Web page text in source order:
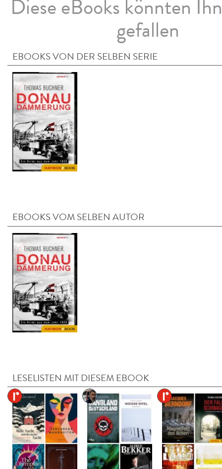
Diese eBooks könnten
gefallen
EBOOKS VON DER SELBEN SERIE
EBOOKS VOM SELBEN AUTOR
LESELISTEN MIT DIESEM EBOOK